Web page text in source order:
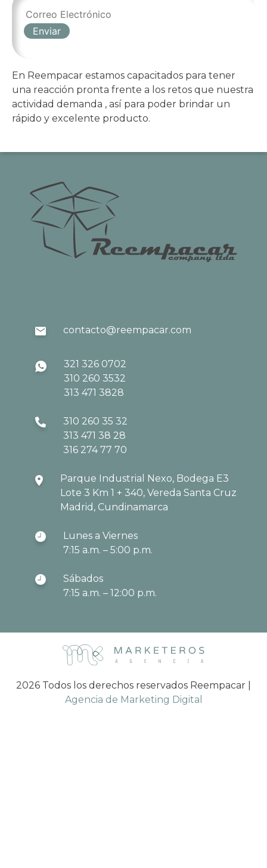
En Reempacar estamos capacitados para tener
una reacción pronta frente a los retos que nuestra
actividad demanda , así para poder brindar un
rápido y excelente producto.
contacto@reempacar.com
321 326 0702
310 260 3532
313 471 3828
310 260 35 32
313 471 38 28
316 274 77 70
Parque Industrial Nexo, Bodega E3
Lote 3 Km 1 + 340, Vereda Santa Cruz
Madrid, Cundinamarca
Lunes a Viernes
7:15 a.m. – 5:00 p.m.
Sábados
7:15 a.m. – 12:00 p.m.
2026 Todos los derechos reservados Reempacar |
Agencia de Marketing Digital